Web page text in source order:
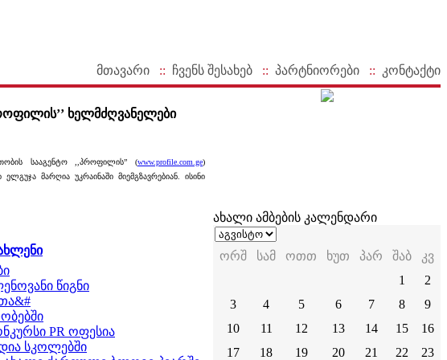
მთავარი :: ჩვენს შესახებ :: პარტნიორები :: კონტაქტი
ხელმძღვანელები
სააგენტო ,,პროფილის” (www.profile.com.ge)
მარღია უკრაინაში მიემგზავრებიან. ისინი
წიგნი
PR ოფესია
სკოლებში
ახალი ამბების კალენდარი
ორშ სამ ოთთ ხუთ პარ შაბ
კვ
1
2
3
4 5 6 7 8
9
10
11 12 13 14 15
16
17
18 19 20 21 22
23